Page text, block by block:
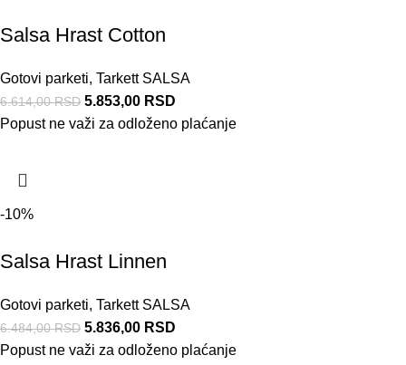
Salsa Hrast Cotton
Gotovi parketi, Tarkett SALSA
6.614,00RSD 5.853,00 RSD
Popust ne važi za odloženo plaćanje
-10%
Salsa Hrast Linnen
Gotovi parketi, Tarkett SALSA
6.484,00RSD 5.836,00 RSD
Popust ne važi za odloženo plaćanje